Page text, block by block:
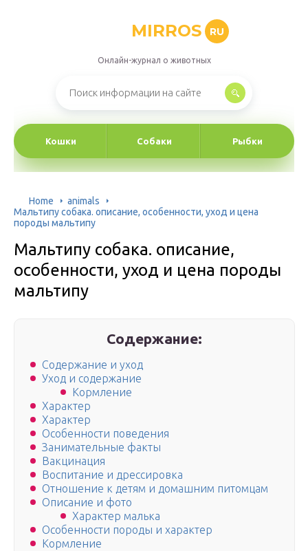
MIRROS RU
Онлайн-журнал о животных
Кошки Собаки Рыбки
Home
animals
Мальтипу собака. описание, особенности, уход и цена
породы мальтипу
Мальтипу собака. описание,
особенности, уход и цена породы
мальтипу
Содержание:
Содержание и уход
Уход и содержание
Кормление
Характер
Характер
Особенности поведения
Занимательные факты
Вакцинация
Воспитание и дрессировка
Отношение к детям и домашним питомцам
Описание и фото
Характер малька
Особенности породы и характер
Кормление